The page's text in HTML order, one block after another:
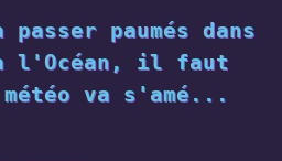
passer paumés dans
l'Océan, il faut
va s'amé...